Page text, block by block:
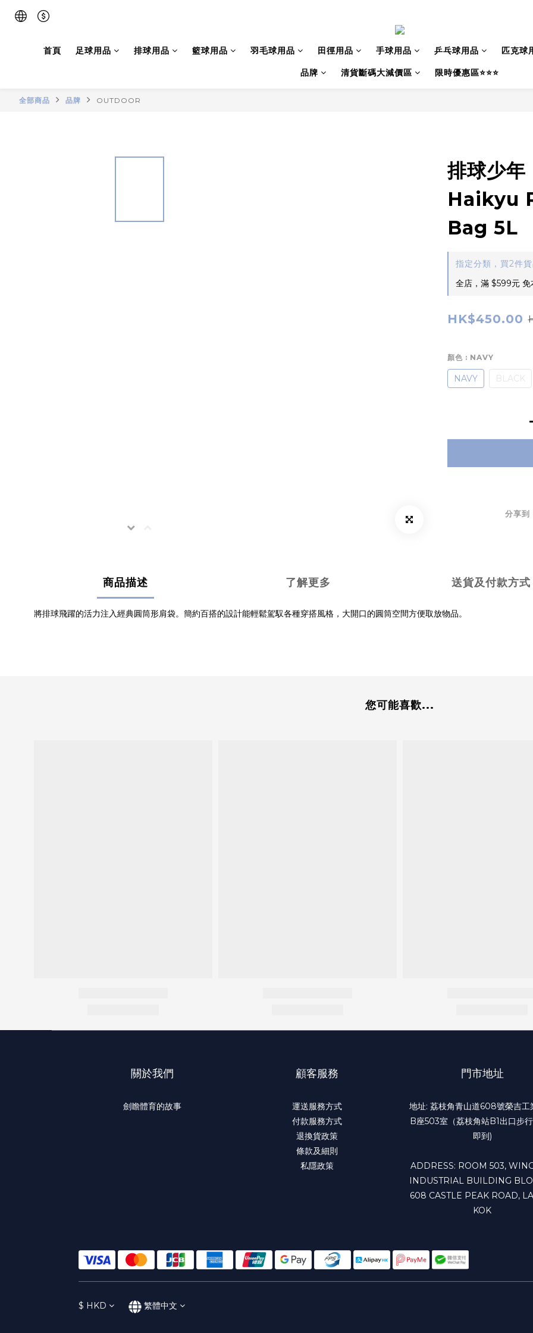
首頁 足球用品 排球用品 籃球用品 羽毛球用品 田徑用品 手球用品 乒乓球用品 匹克球
品牌 清貨斷碼大減價區 限時優惠區⭐⭐⭐
全部商品 品牌 OUTDOOR
排球少年
Haikyu
Bag 5L
指定分類，買2件
全店，滿 $599元 免
HK$450.00
顏色 : NAVY
NAVY BLACK
分享到
商品描述 了解更多 送貨及付款方式
將排球飛躍的活力注入經典圓筒形肩袋。簡約百搭的設計能輕鬆駕馭各種穿搭風格，大開口的圓筒空間方便取放物品。
您可能喜歡...
關於我們
劍瞻體育的故事
顧客服務
運送服務方式
付款服務方式
退換貨政策
條款及細則
私隱政策
門市地址
地址: 荔枝角青山道608號榮吉工
B座503室（荔枝角站B1出口步
即到)
ADDRESS: ROOM 503,
INDUSTRIAL BUILDING
608 CASTLE PEAK ROAD,
KOK
$ HKD 繁體中文